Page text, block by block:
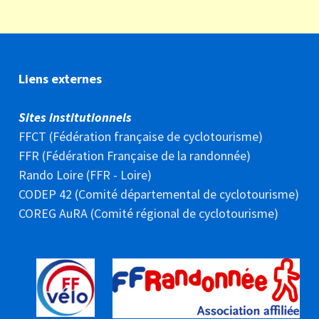
Liens externes
Sites institutionnels
FFCT (Fédération française de cyclotourisme)
FFR (Fédération Française de la randonnée)
Rando Loire (FFR - Loire)
CODEP 42 (Comité départemental de cyclotourisme)
COREG AuRA (Comité régional de cyclotourisme)